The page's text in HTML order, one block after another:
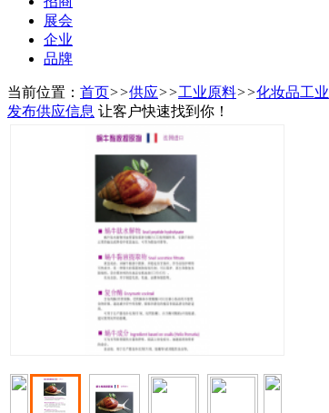
展会
企业
品牌
当前位置： 首页>>供应>>工业原料>>化妆品工业
发布供应信息 让客户快速找到你！